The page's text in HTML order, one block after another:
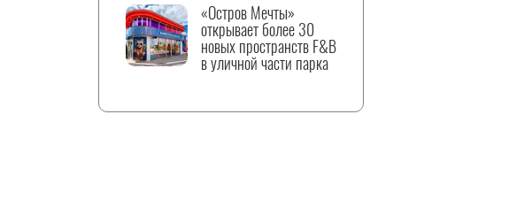
«Остров Мечты»
открывает более 30
новых пространств F&B
в уличной части парка